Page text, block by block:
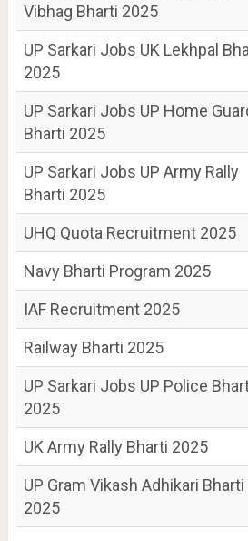
Vibhag Bharti 2025
UP Sarkari Jobs UK Lekhpal
2025
UP Sarkari Jobs UP Home
Bharti 2025
UP Sarkari Jobs UP Army Rally
Bharti 2025
UHQ Quota Recruitment 2025
Navy Bharti Program 2025
IAF Recruitment 2025
Railway Bharti 2025
UP Sarkari Jobs UP Police
2025
UK Army Rally Bharti 2025
UP Gram Vikash Adhikari Bharti
2025